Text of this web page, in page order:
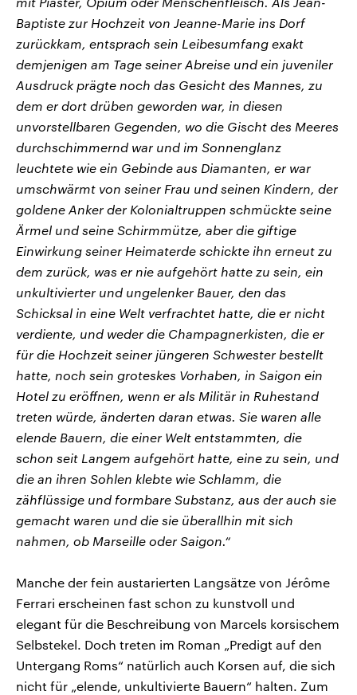
Baptiste zur Hochzeit von Jeanne-Marie ins Dorf
zurückkam, entsprach sein Leibesumfang exakt
demjenigen am Tage seiner Abreise und ein juveniler
Ausdruck prägte noch das Gesicht des Mannes, zu
dem er dort drüben geworden war, in diesen
unvorstellbaren Gegenden, wo die Gischt des Meeres
durchschimmernd war und im Sonnenglanz
leuchtete wie ein Gebinde aus Diamanten, er war
umschwärmt von seiner Frau und seinen Kindern, der
goldene Anker der Kolonialtruppen schmückte seine
Ärmel und seine Schirmmütze, aber die giftige
Einwirkung seiner Heimaterde schickte ihn erneut zu
dem zurück, was er nie aufgehört hatte zu sein, ein
unkultivierter und ungelenker Bauer, den das
Schicksal in eine Welt verfrachtet hatte, die er nicht
verdiente, und weder die Champagnerkisten, die er
für die Hochzeit seiner jüngeren Schwester bestellt
hatte, noch sein groteskes Vorhaben, in Saigon ein
Hotel zu eröffnen, wenn er als Militär in Ruhestand
treten würde, änderten daran etwas. Sie waren alle
elende Bauern, die einer Welt entstammten, die
schon seit Langem aufgehört hatte, eine zu sein, und
die an ihren Sohlen klebte wie Schlamm, die
zähflüssige und formbare Substanz, aus der auch sie
gemacht waren und die sie überallhin mit sich
nahmen, ob Marseille oder Saigon.“
Manche der fein austarierten Langsätze von Jérôme
Ferrari erscheinen fast schon zu kunstvoll und
elegant für die Beschreibung von Marcels korsischem
Selbstekel. Doch treten im Roman „Predigt auf den
Untergang Roms“ natürlich auch Korsen auf, die sich
nicht für „elende, unkultivierte Bauern“ halten. Zum